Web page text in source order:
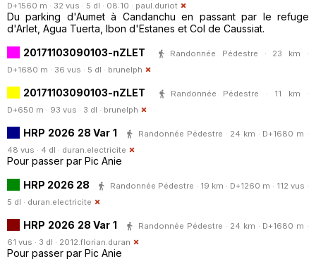
D+1560 m · 32 vus · 5 dl · 08:10 · paul.duriot
Du parking d'Aumet à Candanchu en passant par le refuge
d'Arlet, Agua Tuerta, Ibon d'Estanes et Col de Caussiat.
20171103090103-nZLET
Randonnée Pédestre · 23 km ·
D+1680 m · 36 vus · 5 dl · brunelph
20171103090103-nZLET
Randonnée Pédestre · 11 km ·
D+650 m · 93 vus · 3 dl · brunelph
HRP 2026 28 Var 1
Randonnée Pédestre · 24 km · D+1680 m ·
48 vus · 4 dl · duran.electricite
Pour passer par Pic Anie
HRP 2026 28
Randonnée Pédestre · 19 km · D+1260 m · 112 vus ·
5 dl · duran.electricite
HRP 2026 28 Var 1
Randonnée Pédestre · 24 km · D+1680 m ·
61 vus · 3 dl · 2012.florian.duran
Pour passer par Pic Anie